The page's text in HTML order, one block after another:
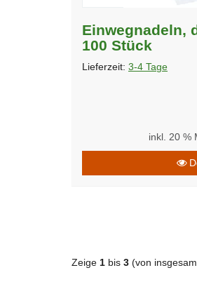
Einwegnadeln,
100 Stück
Lieferzeit: 3-4 Tage
inkl. 20 %
Zeige 1 bis 3 (von